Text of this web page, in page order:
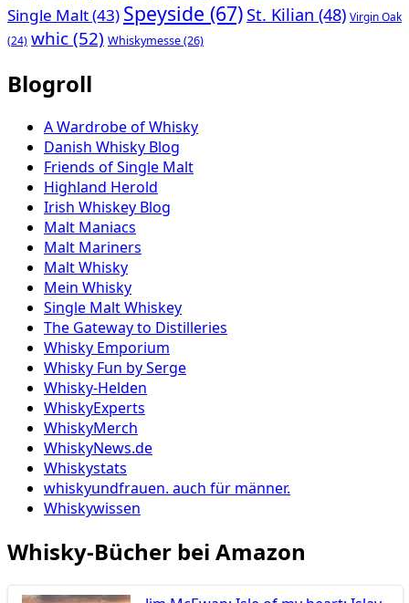
Single Malt(43) Speyside (67) St. Kilian (48) Virgin Oak
(24) whic(52) Whiskymesse(26)
Blogroll
A Wardrobe of Whisky
Danish Whisky Blog
Friends of Single Malt
Highland Herold
Irish Whiskey Blog
Malt Maniacs
Malt Mariners
Malt Whisky
Mein Whisky
Single Malt Whiskey
The Gateway to Distilleries
Whisky Emporium
Whisky Fun by Serge
Whisky-Helden
WhiskyExperts
WhiskyMerch
WhiskyNews.de
Whiskystats
whiskyundfrauen. auch für männer.
Whiskywissen
Whisky-Bücher bei Amazon